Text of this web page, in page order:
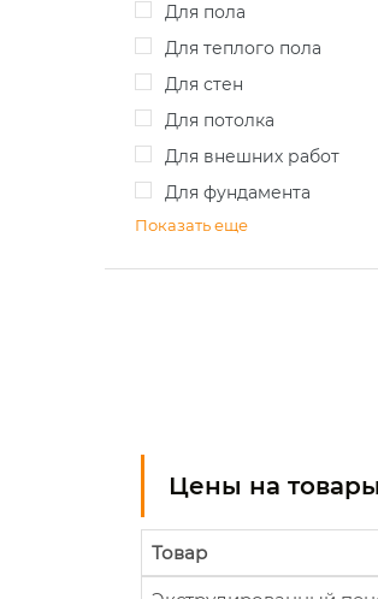
для пола
для теплого пола
для стен
для потолка
для внешних работ
для фундамента
Показать еще
Цены на
Товар